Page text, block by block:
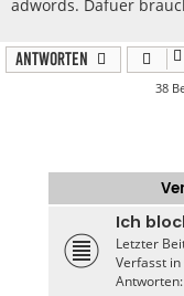
adwords. Dafuer
Antworten
38
Ich
Letzter
Verfasst in
Antworten: